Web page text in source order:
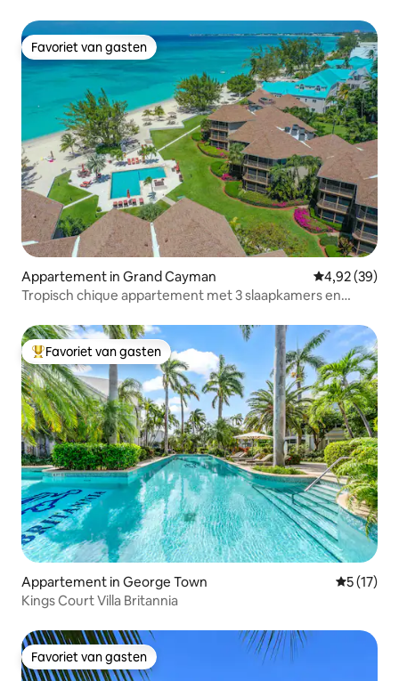
Favoriet van gasten
Favoriet van gasten
Appartement in Grand Cayman Gemiddelde
4,92 (39)
Tropisch chique appartement met 3 slaapkamers en
Topfavoriet van gasten
Favoriet van gasten
Appartement in George Town
5 (17)
Kings Court Villa Britannia
Favoriet van gasten
Favoriet van gasten